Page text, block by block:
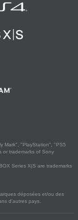
Mark", "PlayStation", "PS5
or trademarks of Sony
Series X|S are trademarks
déposées et/ou des
d'autres pays.